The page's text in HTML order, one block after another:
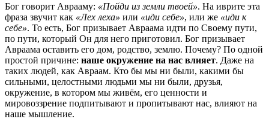
Бог говорит Аврааму: «Пойди из земли твоей». На иврите эта
фраза звучит как «Лех леха» или «иди себе», или же «иди к
себе». То есть, Бог призывает Авраама идти по Своему пути,
по пути, который Он для него приготовил. Бог призывает
Авраама оставить его дом, родство, землю. Почему? По одной
простой причине: наше окружение на нас влияет. Даже на
таких людей, как Авраам. Кто бы мы ни были, какими бы
сильными, целостными людьми мы ни были, друзья,
окружение, в котором мы живём, его ценности и
мировоззрение подпитывают и пропитывают нас, влияют на
наше мышление.